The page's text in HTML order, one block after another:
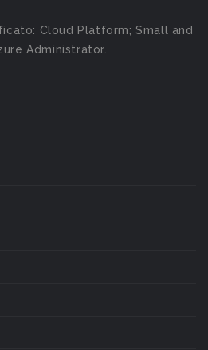
Cloud Platform; Small and
Administrator.